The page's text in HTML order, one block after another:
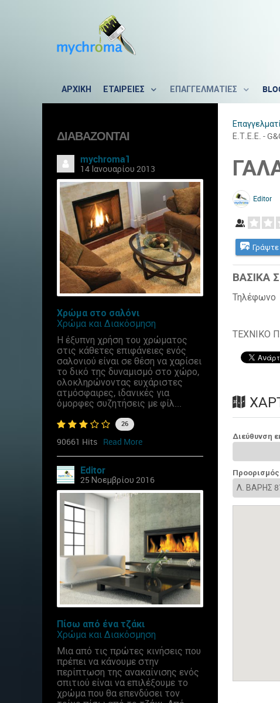
ΑΡΧΙΚΗ ΕΤΑΙΡΕΙΕΣ ΕΠΑΓΓΕΛΜΑΤΙΕΣ
ΔΙΑΒΆΖΟΝΤΑΙ
mychroma1
14 Ιανουαρίου 2013
Χρώμα στο σαλόνι
Χρώμα και Διακόσμηση
Η έξυπνη χρήση του χρώματος
στις κάθετες επιφάνειες ενός
σαλονιού είναι σε θέση να χαρίσει
το δικό της δυναμισμό στο χώρο,
ολοκληρώνοντας ευχάριστες
ατμόσφαιρες, ιδανικές για
όμορφες συζητήσεις με φίλ...
26
90661 Hits Read More
Editor
25 Νοεμβρίου 2016
Πίσω από ένα τζάκι
Χρώμα και Διακόσμηση
Μια από τις πρώτες κινήσεις που
πρέπει να κάνουμε στην
περίπτωση της ανακαίνισης ενός
σπιτιού είναι να επιλέξουμε το
χρώμα που θα επενδύσει τον
Ε.Τ.Ε.Ε. -
Editor
Γράψτε
ΒΑΣΙΚΑ
Τηλέφωνο
ΤΕΧΝΙΚΟ
Διεύθυνση
Προορισμός